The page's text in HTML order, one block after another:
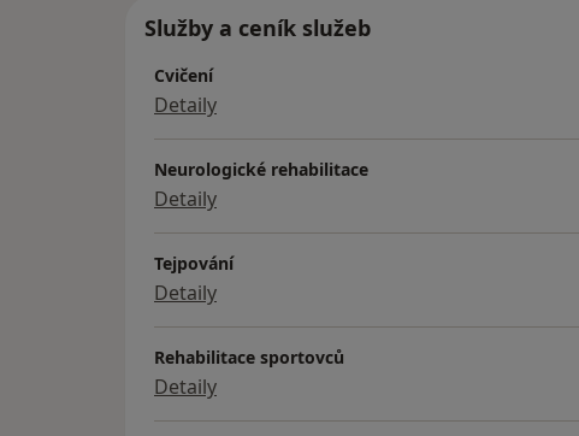
Služby a ceník služeb
Cvičení
Detaily
Neurologické rehabilitace
Detaily
Tejpování
Detaily
Rehabilitace sportovců
Detaily